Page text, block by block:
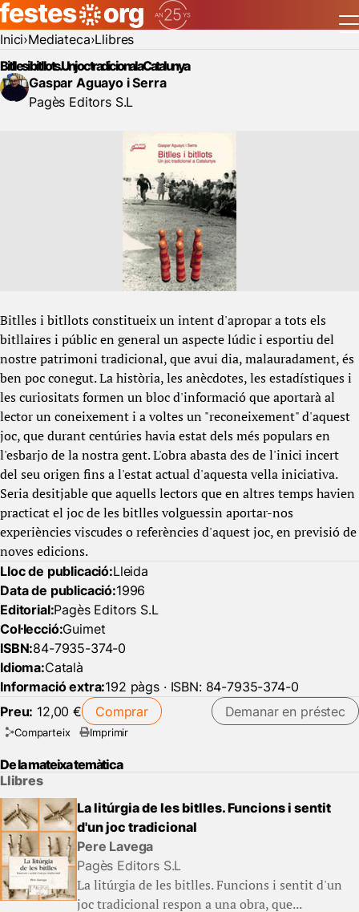
Inici Mediateca Llibres
Bitlles i bitllots. Un joc tradicional a Catalunya
Gaspar Aguayo i Serra
Pagès Editors S.L
Bitlles i bitllots constitueix un intent d'apropar a tots els
bitllaires i públic en general un aspecte lúdic i esportiu del
nostre patrimoni tradicional, que avui dia, malauradament, és
ben poc conegut. La història, les anècdotes, les estadístiques i
les curiositats formen un bloc d'informació que aportarà al
lector un coneixement i a voltes un "reconeixement" d'aquest
joc, que durant centúries havia estat dels més populars en
l'esbarjo de la nostra gent. L'obra abasta des de l'inici incert
del seu origen fins a l'estat actual d'aquesta vella iniciativa.
Seria desitjable que aquells lectors que en altres temps havien
practicat el joc de les bitlles volguessin aportar-nos
experiències viscudes o referències d'aquest joc, en previsió de
noves edicions.
Lloc de publicació:Lleida
Data de publicació:1996
Editorial:Pagès Editors S.L
Col·lecció:Guimet
ISBN:84-7935-374-0
Idioma:Català
Informació extra:192 pàgs · ISBN: 84-7935-374-0
Preu: 12,00 € Comprar Demanar en préstec
Comparteix Imprimir
De la mateixa temàtica
Llibres
La litúrgia de les bitlles. Funcions i sentit
d'un joc tradicional
Pere Lavega
Pagès Editors S.L
La litúrgia de les bitlles. Funcions i sentit d'un
joc tradicional respon a una obra, que...